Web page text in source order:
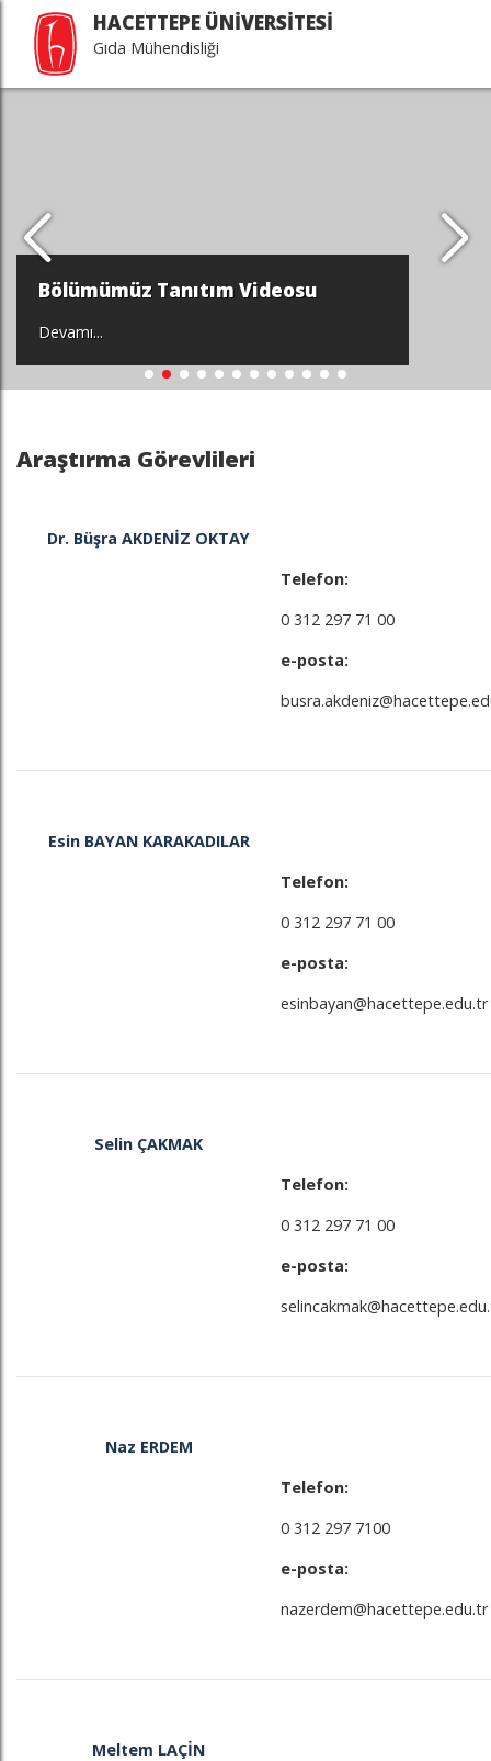
HACETTEPE ÜNİVERSİTESİ
Gıda Mühendisliği
Bölümümüz Tanıtım Videosu
Devamı...
Araştırma Görevlileri
Dr. Büşra AKDENİZ OKTAY
Telefon:
0 312 297 71 00
e-posta:
Esin BAYAN KARAKADILAR
Telefon:
0 312 297 71 00
e-posta:
esinbayan@hacettepe.edu.tr
Selin ÇAKMAK
Telefon:
0 312 297 71 00
e-posta:
Naz ERDEM
Telefon:
0 312 297 7100
e-posta:
nazerdem@hacettepe.edu.tr
Meltem LAÇİN